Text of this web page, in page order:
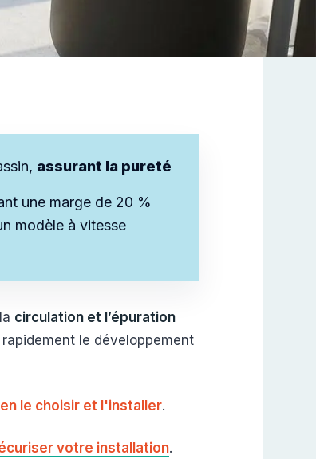
assurant la pureté
une marge de 20 %
modèle à vitesse
circulation et l’épuration
le développement
le choisir et l'installer.
votre installation.